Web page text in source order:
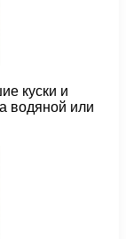
куски и
водяной или